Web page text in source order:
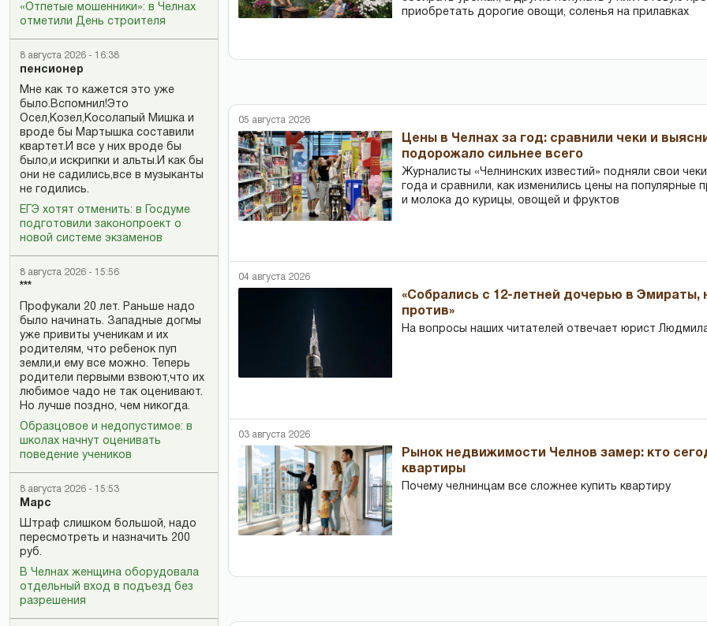
«Отпетые мошенники»: в Челнах
отметили День строителя
8 августа 2026 - 16:38
пенсионер
Мне как то кажется это уже
было.Вспомнил!Это
Осел,Козел,Косолапый Мишка и
вроде бы Мартышка составили
квартет.И все у них вроде бы
было,и искрипки и альты.И как бы
они не садились,все в музыканты
не годились.
ЕГЭ хотят отменить: в Госдуме
подготовили законопроект о
новой системе экзаменов
8 августа 2026 - 15:56
***
Профукали 20 лет. Раньше надо
было начинать. Западные догмы
уже привиты ученикам и их
родителям, что ребенок пуп
земли,и ему все можно. Теперь
родители первыми взвоют,что их
любимое чадо не так оценивают.
Но лучше поздно, чем никогда.
Образцовое и недопустимое: в
школах начнут оценивать
поведение учеников
8 августа 2026 - 15:53
Марс
Штраф слишком большой, надо
пересмотреть и назначить 200
руб.
В Челнах женщина оборудовала
отдельный вход в подъезд без
разрешения
приобретать дорогие овощи, соленья на прилавках
05 августа 2026
Цены в Челнах за год: сравнили чеки и
подорожало сильнее всего
Журналисты «Челнинских известий» подняли свои
года и сравнили, как изменились цены на популярные
и молока до курицы, овощей и фруктов
04 августа 2026
«Собрались с 12-летней дочерью в
против»
На вопросы наших читателей отвечает юрист
03 августа 2026
Рынок недвижимости Челнов замер: кто
квартиры
Почему челнинцам все сложнее купить квартиру